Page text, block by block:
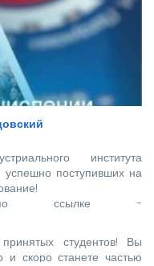
института
успешно поступивших на
по ссылке -
студентов! Вы
скоро станете частью